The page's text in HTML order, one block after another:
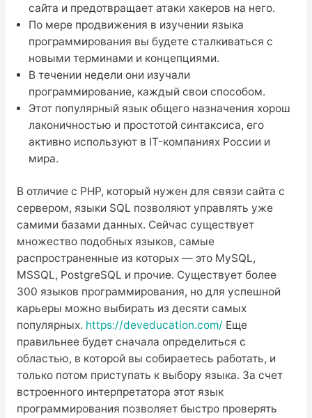
сайта и предотвращает атаки хакеров на него.
По мере продвижения в изучении языка
программирования вы будете сталкиваться с
новыми терминами и концепциями.
В течении недели они изучали
программирование, каждый свои способом.
Этот популярный язык общего назначения хорош
лаконичностью и простотой синтаксиса, его
активно используют в IT-компаниях России и
мира.
В отличие с PHP, который нужен для связи сайта с
сервером, языки SQL позволяют управлять уже
самими базами данных. Сейчас существует
множество подобных языков, самые
распространенные из которых — это MySQL,
MSSQL, PostgreSQL и прочие. Существует более
300 языков программирования, но для успешной
карьеры можно выбирать из десяти самых
популярных. https://deveducation.com/ Еще
правильнее будет сначала определиться с
областью, в которой вы собираетесь работать, и
только потом приступать к выбору языка. За счет
встроенного интерпретатора этот язык
программирования позволяет быстро проверять